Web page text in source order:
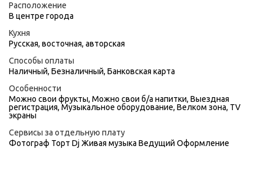
Расположение
В центре города
Кухня
Русская, восточная, авторская
Способы оплаты
Наличный, Безналичный, Банковская карта
Особенности
Можно свои фрукты, Можно свои б/а напитки, Выездная
регистрация, Музыкальное оборудование, Велком зона, TV
экраны
Сервисы за отдельную плату
Фотограф Торт DjЖивая музыка Ведущий Оформление